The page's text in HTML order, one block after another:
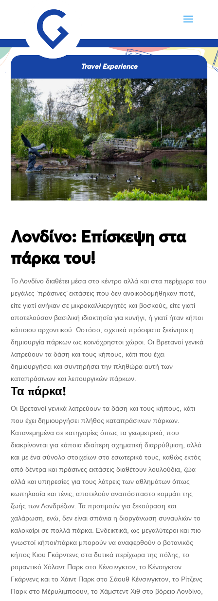
Travel Experience
Λονδίνο: Επίσκεψη στα
πάρκα του!
Το Λονδίνο διαθέτει μέσα στο κέντρο αλλά και στα περίχωρα του
μεγάλες ‘πράσινες’ εκτάσεις που δεν ανοικοδομήθηκαν ποτέ,
είτε γιατί ανήκαν σε μικροκαλλιεργητές και βοσκούς, είτε γιατί
αποτελούσαν βασιλική ιδιοκτησία για κυνήγι, ή γιατί ήταν κήποι
κάποιου αρχοντικού. Ωστόσο, σχετικά πρόσφατα ξεκίνησε η
δημιουργία πάρκων ως κοινόχρηστοι χώροι. Οι Βρετανοί γενικά
λατρεύουν τα δάση και τους κήπους, κάτι που έχει
δημιουργήσει και συντηρήσει την πληθώρα αυτή των
καταπράσινων και λειτουργικών πάρκων.
Τα πάρκα!
Οι Βρετανοί γενικά λατρεύουν τα δάση και τους κήπους, κάτι
που έχει δημιουργήσει πλήθος καταπράσινων πάρκων.
Κατανεμημένα σε κατηγορίες όπως τα γεωμετρικά, που
διακρίνονται για κάποια ιδιαίτερη σχηματική διαρρύθμιση, αλλά
και με ένα σύνολο στοιχείων στο εσωτερικό τους, καθώς εκτός
από δέντρα και πράσινες εκτάσεις διαθέτουν λουλούδια, ζώα
αλλά και υπηρεσίες για τους λάτρεις των αθλημάτων όπως
κωπηλασία και τένις, αποτελούν αναπόσπαστο κομμάτι της
ζωής των Λονδρέζων. Τα προτιμούν για ξεκούραση και
χαλάρωση, ενώ, δεν είναι σπάνια η διοργάνωση συναυλιών το
καλοκαίρι σε πολλά πάρκα. Ενδεικτικά, ως μεγαλύτεροι και πιο
γνωστοί κήποι/πάρκα μπορούν να αναφερθούν ο βοτανικός
κήπος Κιου Γκάρντενς στα δυτικά περίχωρα της πόλης, το
ρομαντικό Χόλαντ Παρκ στο Κένσινγκτον, το Κένσιγκτον
Γκάρνενς και το Χάιντ Παρκ στο Σάουθ Κένσινγκτον, το Ρίτζενς
Παρκ στο Μέρυλιμποουν, το Χάμστεντ Χιθ στο βόρειο Λονδίνο,